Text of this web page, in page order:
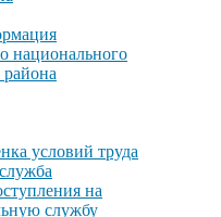
национального
условий труда
на
службу